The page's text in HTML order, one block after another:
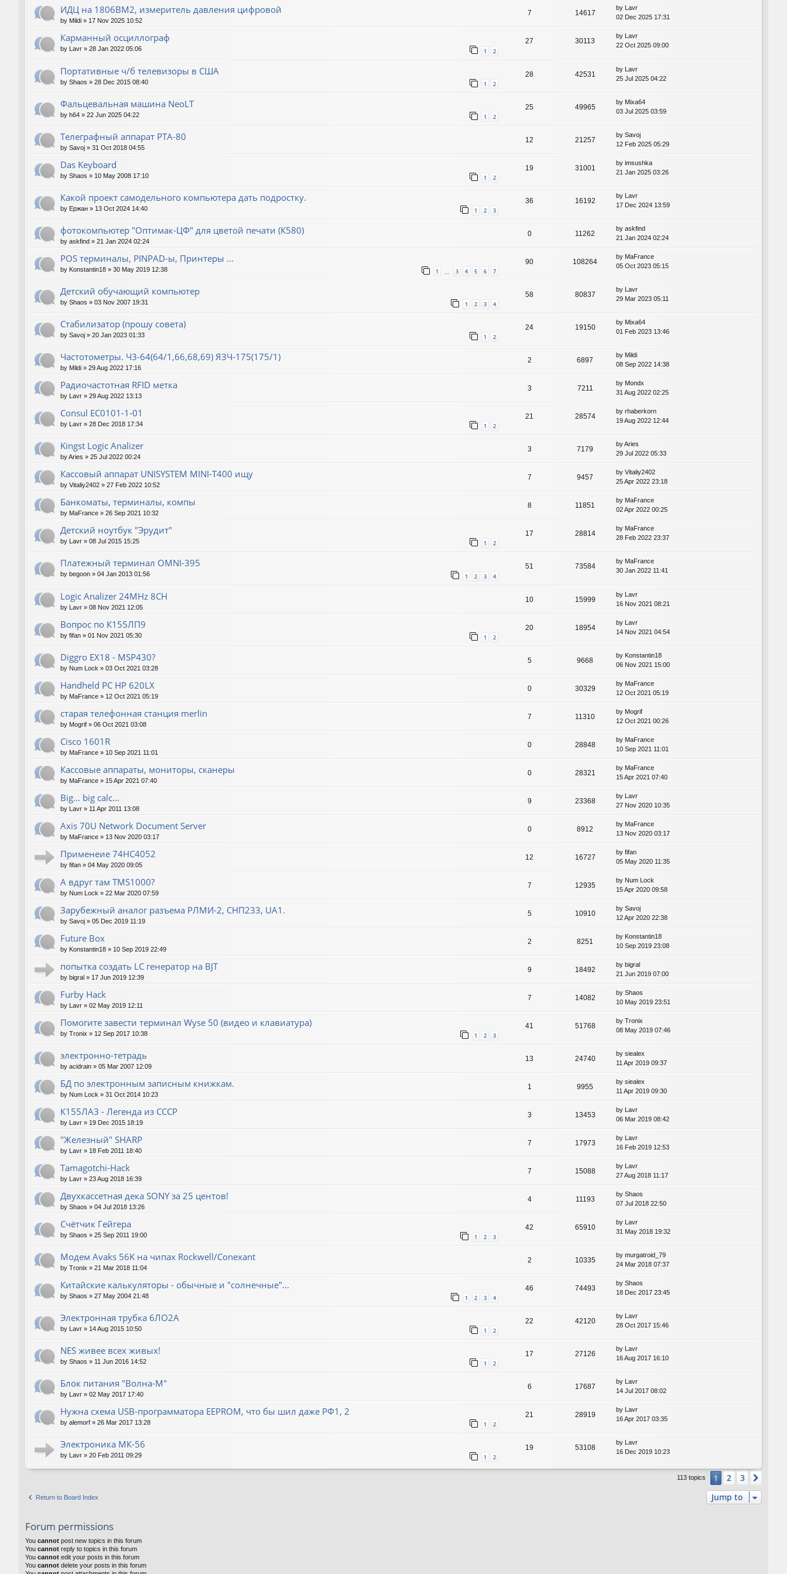
ИДЦ на 1806ВМ2, измеритель давления цифровой
by Mildi » 17 Nov 2025 10:52
7 14617
by Lavr
02 Dec 2025 17:31
Карманный осциллограф
by Lavr » 28 Jan 2022 05:06 1 2
27 30113
by Lavr
22 Oct 2025 09:00
Портативные ч/б телевизоры в США
by Shaos » 28 Dec 2015 08:40 1 2
28 42531
by Lavr
25 Jul 2025 04:22
Фальцевальная машина NeoLT
by h64 » 22 Jun 2025 04:22 1 2
25 49965
by Mixa64
03 Jul 2025 03:59
Телеграфный аппарат РТА-80
by Savoj » 31 Oct 2018 04:55
12 21257
by Savoj
12 Feb 2025 05:29
Das Keyboard
by Shaos » 10 May 2008 17:10 1 2
19 31001
by imsushka
21 Jan 2025 03:26
Какой проект самодельного компьютера дать подростку.
by Ержан » 13 Oct 2024 14:40 1 2 3
36 16192
by Lavr
17 Dec 2024 13:59
фотокомпьютер "Оптимак-ЦФ" для цветой печати (К580)
by askfind » 21 Jan 2024 02:24
0 11262
by askfind
21 Jan 2024 02:24
POS терминалы, PINPAD-ы, Принтеры ...
by Konstantin18 » 30 May 2019 12:38 1 … 3 4 5 6 7
90 108264
by MaFrance
05 Oct 2023 05:15
Детский обучающий компьютер
by Shaos » 03 Nov 2007 19:31 1 2 3 4
58 80837
by Lavr
29 Mar 2023 05:11
Стабилизатор (прошу совета)
by Savoj » 20 Jan 2023 01:33 1 2
24 19150
by Mixa64
01 Feb 2023 13:46
Частотометры. Ч3-64(64/1,66,68,69) ЯЗЧ-175(175/1)
by Mildi » 29 Aug 2022 17:16
2 6897
by Mildi
08 Sep 2022 14:38
Радиочастотная RFID метка
by Lavr » 29 Aug 2022 13:13
3 7211
by Mondx
31 Aug 2022 02:25
Consul EC0101-1-01
by Lavr » 28 Dec 2018 17:34 1 2
21 28574
by rhaberkorn
19 Aug 2022 12:44
Kingst Logic Analizer
byAries » 25 Jul 2022 00:24
3 7179
byAries
29 Jul 2022 05:33
Кассовый аппарат UNISYSTEM MINI-T400 ищу
by Vitaliy2402 » 27 Feb 2022 10:52
7 9457
by Vitaliy2402
25 Apr 2022 23:18
Банкоматы, терминалы, компы
by MaFrance » 26 Sep 2021 10:32
8 11851
by MaFrance
02 Apr 2022 00:25
Детский ноутбук "Эрудит"
by Lavr » 08 Jul 2015 15:25 1 2
17 28814
by MaFrance
28 Feb 2022 23:37
Платежный терминал OMNI-395
by begoon » 04 Jan 2013 01:56 1 2 3 4
51 73584
by MaFrance
30 Jan 2022 11:41
Logic Analizer 24MHz 8CH
by Lavr » 08 Nov 2021 12:05
10 15999
by Lavr
16 Nov 2021 08:21
Вопрос по К155ЛП9
by fifan » 01 Nov 2021 05:30 1 2
20 18954
by Lavr
14 Nov 2021 04:54
Diggro EX18 - MSP430?
by Num Lock » 03 Oct 2021 03:28
5 9668
by Konstantin18
06 Nov 2021 15:00
Handheld PC HP 620LX
by MaFrance » 12 Oct 2021 05:19
0 30329
by MaFrance
12 Oct 2021 05:19
старая телефонная станция merlin
by Mogrif » 06 Oct 2021 03:08
7 11310
by Mogrif
12 Oct 2021 00:26
Cisco 1601R
by MaFrance » 10 Sep 2021 11:01
0 28848
by MaFrance
10 Sep 2021 11:01
Кассовые аппараты, мониторы, сканеры
by MaFrance » 15 Apr 2021 07:40
0 28321
by MaFrance
15 Apr 2021 07:40
Big… big calc…
by Lavr » 11 Apr 2011 13:08
9 23368
by Lavr
27 Nov 2020 10:35
Axis 70U Network Document Server
by MaFrance » 13 Nov 2020 03:17
0 8912
by MaFrance
13 Nov 2020 03:17
Применеие 74HC4052
by fifan » 04 May 2020 09:05
12 16727
by fifan
05 May 2020 11:35
А вдруг там TMS1000?
by Num Lock » 22 Mar 2020 07:59
7 12935
by Num Lock
15 Apr 2020 09:58
Зарубежный аналог разъема РЛМИ-2, СНП233, UA1.
by Savoj » 05 Dec 2019 11:19
5 10910
by Savoj
12 Apr 2020 22:38
Future Box
by Konstantin18 » 10 Sep 2019 22:49
2 8251
by Konstantin18
10 Sep 2019 23:08
попытка создать LC генератор на BJT
by bigral » 17 Jun 2019 12:39
9 18492
by bigral
21 Jun 2019 07:00
Furby Hack
by Lavr » 02 May 2019 12:11
7 14082
by Shaos
10 May 2019 23:51
Помогите завести терминал Wyse 50 (видео и клавиатура)
by Tronix » 12 Sep 2017 10:38 1 2 3
41 51768
by Tronix
08 May 2019 07:46
электронно-тетрадь
by acidrain » 05 Mar 2007 12:09
13 24740
by siealex
11 Apr 2019 09:37
БД по электронным записным книжкам.
by Num Lock » 31 Oct 2014 10:23
1 9955
by siealex
11 Apr 2019 09:30
К155ЛА3 - Легенда из СССР
by Lavr » 19 Dec 2015 18:19
3 13453
by Lavr
06 Mar 2019 08:42
"Железный" SHARP
by Lavr » 18 Feb 2011 18:40
7 17973
by Lavr
16 Feb 2019 12:53
Tamagotchi-Hack
by Lavr » 23 Aug 2018 16:39
7 15088
by Lavr
27 Aug 2018 11:17
Двухкассетная дека SONY за 25 центов!
by Shaos » 04 Jul 2018 13:26
4 11193
by Shaos
07 Jul 2018 22:50
Счётчик Гейгера
by Shaos » 25 Sep 2011 19:00 1 2 3
42 65910
by Lavr
31 May 2018 19:32
Модем Avaks 56K на чипах Rockwell/Conexant
by Tronix » 21 Mar 2018 11:04
2 10335
by murgatroid_79
24 Mar 2018 07:37
Китайские калькуляторы - обычные и "солнечные"...
by Shaos » 27 May 2004 21:48 1 2 3 4
46 74493
by Shaos
18 Dec 2017 23:45
Электронная трубка 6ЛО2А
by Lavr » 14 Aug 2015 10:50 1 2
22 42120
by Lavr
28 Oct 2017 15:46
NES живее всех живых!
by Shaos » 11 Jun 2016 14:52 1 2
17 27126
by Lavr
16 Aug 2017 16:10
Блок питания "Волна-М"
by Lavr » 02 May 2017 17:40
6 17687
by Lavr
14 Jul 2017 08:02
Нужна схема USB-программатора EEPROM, что бы шил даже РФ1, 2
by alemorf » 26 Mar 2017 13:28 1 2
21 28919
by Lavr
16 Apr 2017 03:35
Электроника МК-56
by Lavr » 20 Feb 2011 09:29 1 2
19 53108
by Lavr
16 Dec 2019 10:23
113 topics 1 2 3
Return to Board Index Jump to
Forum permissions
You cannot post new topics in this forum
You cannot reply to topics in this forum
You cannot edit your posts in this forum
You cannot delete your posts in this forum